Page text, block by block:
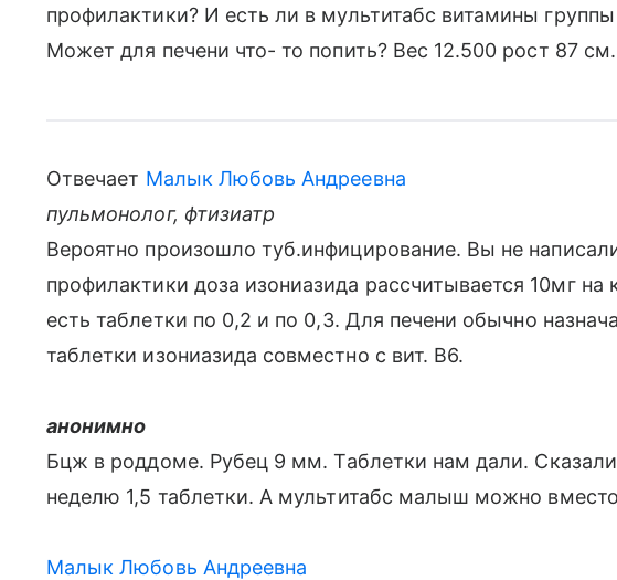
профилактики? И есть ли в мультитабс витамины
Может для печени что- то попить? Вес 12.500 рост 87 см.
Отвечает Малык Любовь Андреевна
пульмонолог, фтизиатр
Вероятно произошло туб.инфицирование. Вы не
профилактики доза изониазида рассчитывается 10мг на
есть таблетки по 0,2 и по 0,3. Для печени обычно
таблетки изониазида совместно с вит. В6.
анонимно
Бцж в роддоме. Рубец 9 мм. Таблетки нам дали. Сказали
неделю 1,5 таблетки. А мультитабс малыш можно
Малык Любовь Андреевна